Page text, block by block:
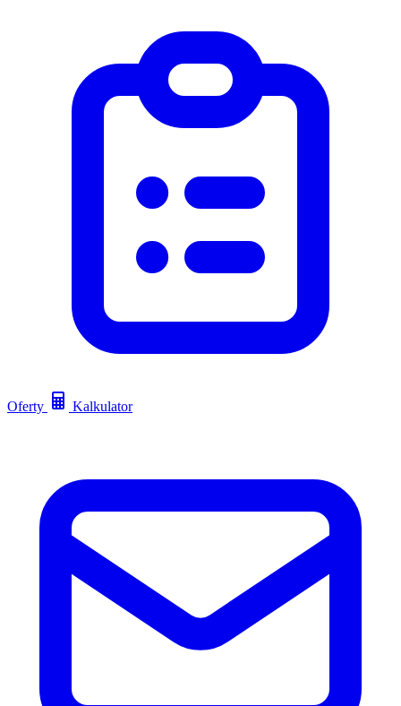
Oferty Kalkulator